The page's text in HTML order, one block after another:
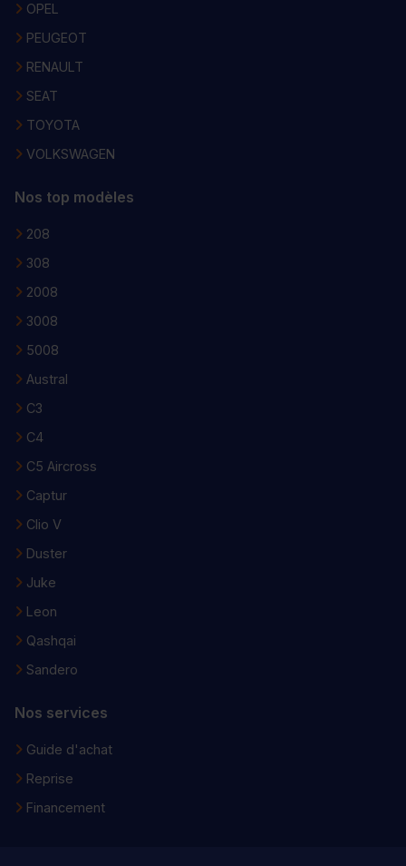
OPEL
PEUGEOT
RENAULT
SEAT
TOYOTA
VOLKSWAGEN
Nos top modèles
208
308
2008
3008
5008
Austral
C3
C4
C5 Aircross
Captur
Clio V
Duster
Juke
Leon
Qashqai
Sandero
Nos services
Guide d'achat
Reprise
Financement